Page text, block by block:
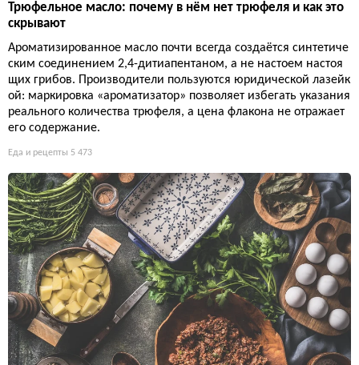
Трюфельное масло: почему в нём нет трюфеля и как это
скрывают
Ароматизированное масло почти всегда создаётся синтетиче
ским соединением 2,4-дитиапентаном, а не настоем настоя
щих грибов. Производители пользуются юридической лазейк
ой: маркировка «ароматизатор» позволяет избегать указания
реального количества трюфеля, а цена флакона не отражает
его содержание.
Еда и рецепты 5 473